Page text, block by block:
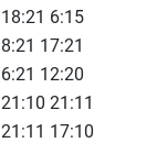
18:21 6:15
8:21 17:21
6:21 12:20
21:10 21:11
21:11 17:10